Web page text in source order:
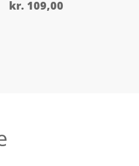
kr. 109,00